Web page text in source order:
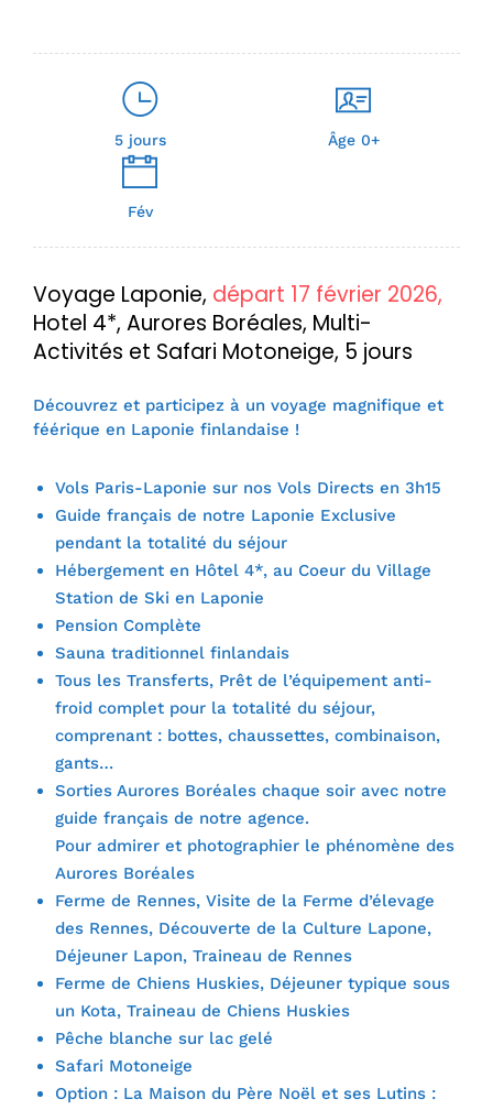
5 jours Âge 0+
Fév
Voyage Laponie, départ 17 février 2026,
Hotel 4*, Aurores Boréales, Multi-
Activités et Safari Motoneige, 5 jours
Découvrez et participez à un voyage magnifique et
féérique en Laponie finlandaise !
Vols Paris-Laponie sur nos Vols Directs en 3h15
Guide français de notre Laponie Exclusive
pendant la totalité du séjour
Hébergement en Hôtel 4*, au Coeur du Village
Station de Ski en Laponie
Pension Complète
Sauna traditionnel finlandais
Tous les Transferts, Prêt de l’équipement anti-
froid complet pour la totalité du séjour,
comprenant : bottes, chaussettes, combinaison,
gants…
Sorties Aurores Boréales chaque soir avec notre
guide français de notre agence.
Pour admirer et photographier le phénomène des
Aurores Boréales
Ferme de Rennes, Visite de la Ferme d’élevage
des Rennes, Découverte de la Culture Lapone,
Déjeuner Lapon, Traineau de Rennes
Ferme de Chiens Huskies, Déjeuner typique sous
un Kota, Traineau de Chiens Huskies
Pêche blanche sur lac gelé
Safari Motoneige
Option : La Maison du Père Noël et ses Lutins :